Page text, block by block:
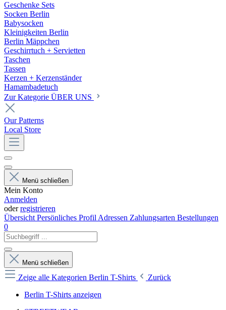
Geschenke Sets
Socken Berlin
Babysocken
Kleinigkeiten Berlin
Berlin Mäppchen
Geschirrtuch + Servietten
Taschen
Tassen
Kerzen + Kerzenständer
Hamambadetuch
Zur Kategorie ÜBER UNS
Our Patterns
Local Store
Menü schließen
Mein Konto
Anmelden
oderregistrieren
Übersicht Persönliches Profil Adressen Zahlungsarten Bestellungen
0
Menü schließen
Zeige alle Kategorien Berlin T-Shirts
Zurück
Berlin T-Shirts anzeigen